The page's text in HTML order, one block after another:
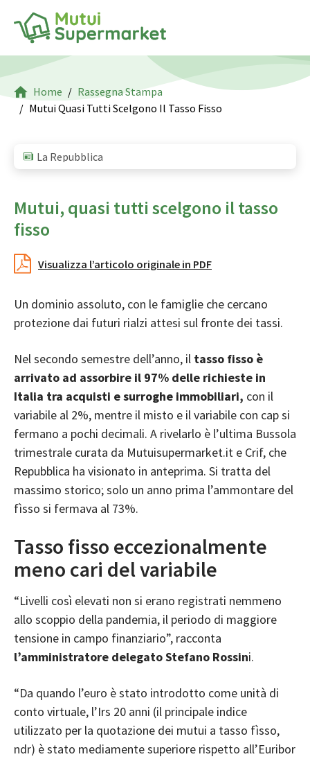
Home
Rassegna Stampa
Mutui Quasi Tutti Scelgono Il Tasso Fisso
La Repubblica
Mutui, quasi tutti scelgono il tasso
fisso
Visualizza l’articolo originale in PDF
Un dominio assoluto, con le famiglie che cercano
protezione dai futuri rialzi attesi sul fronte dei tassi.
Nel secondo semestre dell’anno, il tasso fisso è
arrivato ad assorbire il 97% delle richieste in
Italia tra acquisti e surroghe immobiliari, con il
variabile al 2%, mentre il misto e il variabile con cap si
fermano a pochi decimali. A rivelarlo è l’ultima Bussola
trimestrale curata da Mutuisupermarket.it e Crif, che
Repubblica ha visionato in anteprima. Si tratta del
massimo storico; solo un anno prima l’ammontare del
fìsso si fermava al 73%.
Tasso fisso eccezionalmente
meno cari del variabile
“Livelli così elevati non si erano registrati nemmeno
allo scoppio della pandemia, il periodo di maggiore
tensione in campo finanziario”, racconta
l’amministratore delegato Stefano Rossini.
“Da quando l’euro è stato introdotto come unità di
conto virtuale, l’Irs 20 anni (il principale indice
utilizzato per la quotazione dei mutui a tasso fìsso,
ndr) è stato mediamente superiore rispetto all’Euribor